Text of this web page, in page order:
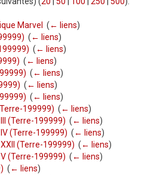
Marvel
( ← liens)
( ← liens)
( ← liens)
( ← liens)
( ← liens)
( ← liens)
( ← liens)
199999) ( ← liens)
(Terre-199999) ( ← liens)
(Terre-199999) ( ← liens)
(Terre-199999) ( ← liens)
(Terre-199999) ( ← liens)
( ← liens)